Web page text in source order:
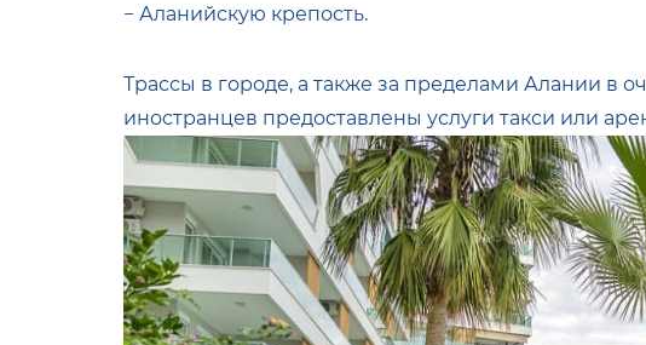
− Аланийскую крепость.
Трассы в городе, а также за пределами Алании в
иностранцев предоставлены услуги такси или